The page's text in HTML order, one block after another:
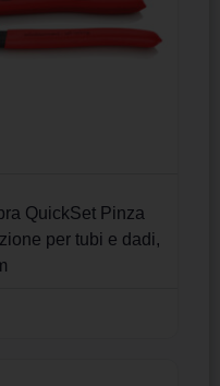
QuickSet Pinza
per tubi e dadi,